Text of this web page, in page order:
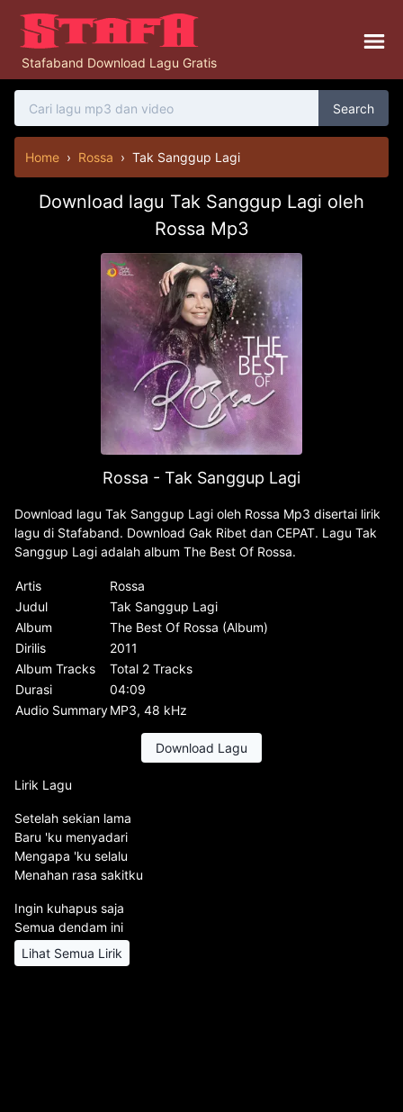
Stafaband Download Lagu Gratis
Search
Home › Rossa › Tak Sanggup Lagi
Download lagu Tak Sanggup Lagi oleh
Rossa Mp3
Rossa - Tak Sanggup Lagi
Download lagu Tak Sanggup Lagi oleh Rossa Mp3 disertai lirik
lagu di Stafaband. Download Gak Ribet dan CEPAT. Lagu Tak
Sanggup Lagi adalah album The Best Of Rossa.
Artis
Rossa
Judul
Tak Sanggup Lagi
Album
The Best Of Rossa (Album)
Dirilis
2011
Album Tracks
Total 2 Tracks
Durasi
04:09
Audio SummaryMP3, 48 kHz
Download Lagu
Lirik Lagu
Setelah sekian lama
Baru 'ku menyadari
Mengapa 'ku selalu
Menahan rasa sakitku
Ingin kuhapus saja
Semua dendam ini
Lihat Semua Lirik